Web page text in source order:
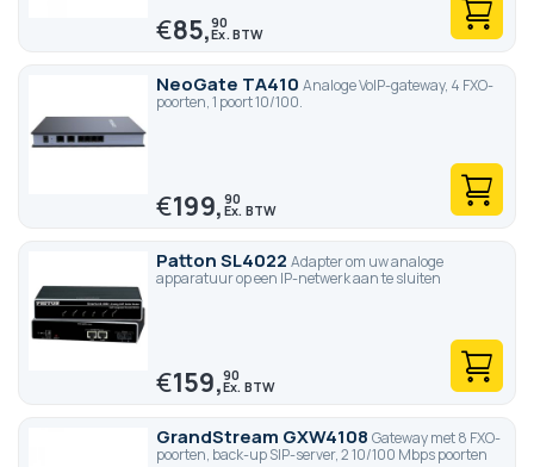
€85,90
NeoGate TA410 Analoge VoIP-gateway, 4 FXO-
poorten, 1 poort 10/100.
€199,90
Patton SL4022 Adapter om uw analoge
apparatuur op een IP-netwerk aan te sluiten
€159,90
GrandStream GXW4108 Gateway met 8 FXO-
poorten, back-up SIP-server, 2 10/100 Mbps poorten